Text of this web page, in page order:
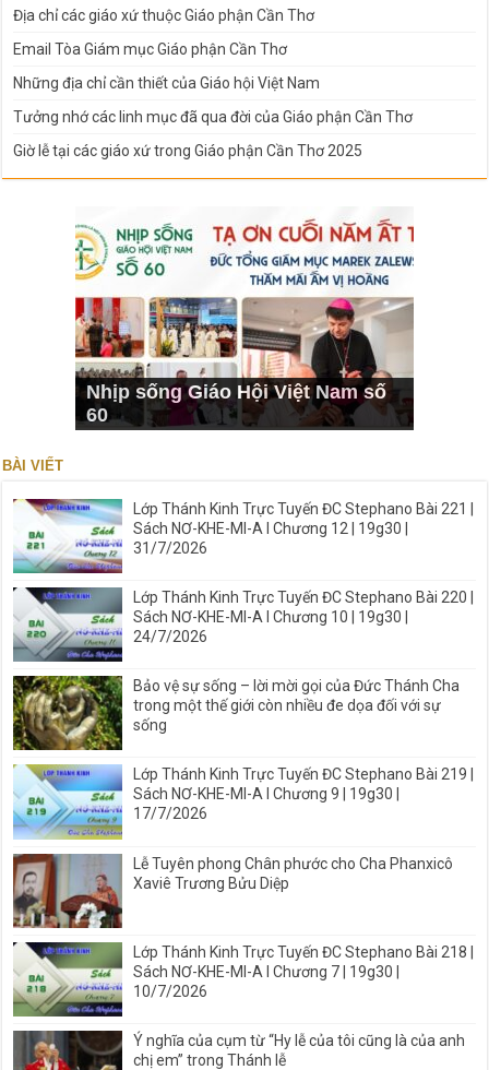
Địa chỉ các giáo xứ thuộc Giáo phận Cần Thơ
Email Tòa Giám mục Giáo phận Cần Thơ
Những địa chỉ cần thiết của Giáo hội Việt Nam
Tưởng nhớ các linh mục đã qua đời của Giáo phận Cần Thơ
Giờ lễ tại các giáo xứ trong Giáo phận Cần Thơ 2025
Nhịp sống Giáo Hội Việt Nam số
60
BÀI VIẾT
Lớp Thánh Kinh Trực Tuyến ĐC Stephano Bài 221 |
Sách NƠ-KHE-MI-A I Chương 12 | 19g30 |
31/7/2026
Lớp Thánh Kinh Trực Tuyến ĐC Stephano Bài 220 |
Sách NƠ-KHE-MI-A I Chương 10 | 19g30 |
24/7/2026
Bảo vệ sự sống – lời mời gọi của Đức Thánh Cha
trong một thế giới còn nhiều đe dọa đối với sự
sống
Lớp Thánh Kinh Trực Tuyến ĐC Stephano Bài 219 |
Sách NƠ-KHE-MI-A I Chương 9 | 19g30 |
17/7/2026
Lễ Tuyên phong Chân phước cho Cha Phanxicô
Xaviê Trương Bửu Diệp
Lớp Thánh Kinh Trực Tuyến ĐC Stephano Bài 218 |
Sách NƠ-KHE-MI-A I Chương 7 | 19g30 |
10/7/2026
Ý nghĩa của cụm từ “Hy lễ của tôi cũng là của anh
chị em” trong Thánh lễ